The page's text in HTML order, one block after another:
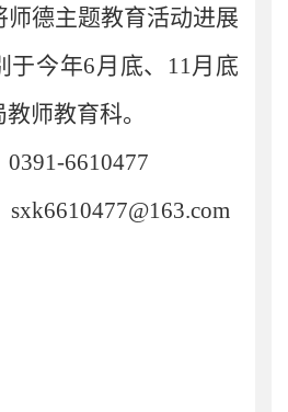
师德主题教育活动进展
于今年6月底、 11月底
教师教育科。
0391-6610477
sxk6610477@163.com